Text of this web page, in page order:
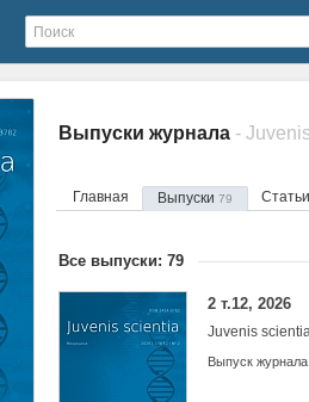
Выпуски журнала -
Главная Выпуски 79
Все выпуски: 79
2 т.12, 2026
Juvenis
Выпуск журнала